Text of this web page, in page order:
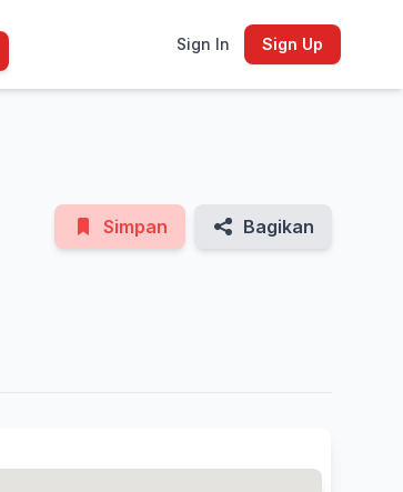
Sign In Sign Up
Simpan Bagikan